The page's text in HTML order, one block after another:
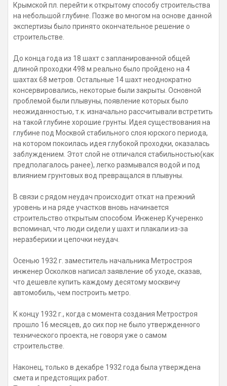
Крымской пл. перейти к открытому способу строительства
на небольшой глубине. Позже во многом на основе данной
экспертизы было принято окончательное решение о
строительстве.
До конца года из 18 шахт с запланированной общей
длиной проходки 498 м реально было пройдено на 4
шахтах 68 метров. Остальные 14 шахт неоднократно
консервировались, некоторые были закрыты. Основной
проблемой были плывуны, появление которых было
неожиданностью, т.к. изначально рассчитывали встретить
на такой глубине хорошие грунты. Идея существования на
глубине под Москвой стабильного слоя юрского периода,
на котором покоилась идея глубокой проходки, оказалась
заблуждением. Этот слой не отличался стабильностью(как
предполагалось ранее), легко размывался водой и под
влиянием грунтовых вод превращался в плывуны.
В связи с рядом неудач происходит откат на прежний
уровень и на ряде участков вновь начинается
строительство открытым способом. Инженер Кучеренко
вспоминал, что люди сидели у шахт и плакали из-за
неразберихи и цепочки неудач.
Осенью 1932 г. заместитель начальника Метростроя
инженер Осколков написал заявление об уходе, сказав,
что дешевле купить каждому десятому москвичу
автомобиль, чем построить метро.
К концу 1932 г., когда с момента создания Метростроя
прошло 16 месяцев, до сих пор не было утвержденного
технического проекта, не говоря уже о самом
строительстве.
Наконец, только в декабре 1932 года была утверждена
смета и предстоящих работ.